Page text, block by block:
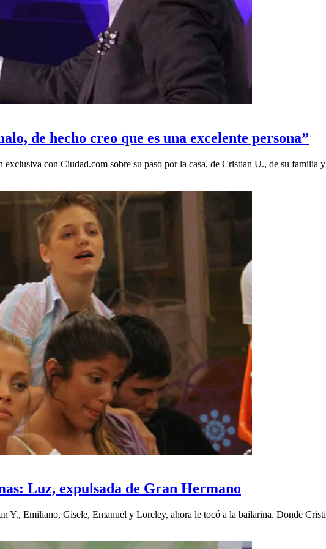
de hecho creo que es una excelente persona”
con Ciudad.com sobre su paso por la casa, de Cristian U., de su familia
Luz, expulsada de Gran Hermano
Y., Emiliano, Gisele, Emanuel y Loreley, ahora le tocó a la bailarina. Donde